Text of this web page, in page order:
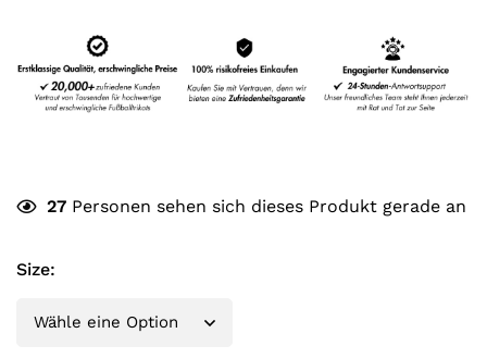
27 Personen sehen sich dieses Produkt gerade an
Size: